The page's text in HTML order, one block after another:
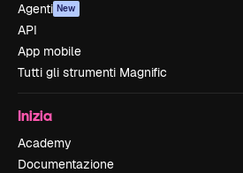
Agenti New
API
App mobile
Tutti gli strumenti Magnific
Inizia
Academy
Documentazione